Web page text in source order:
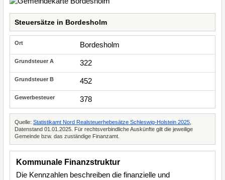
Steuersätze in Bordesholm
Bordesholm
322
452
378
Quelle: Statistikamt Nord Realsteuerhebesätze Schleswig-Holstein 2025
Datenstand 01.01.2025. Für rechtsverbindliche Auskünfte gilt die jeweilige
Gemeinde bzw. das zuständige Finanzamt.
Kommunale Finanzstruktur
Die Kennzahlen beschreiben die finanzielle und